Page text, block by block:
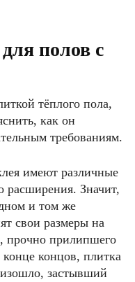
полов с
тёплого пола,
как он
требованиям.
имеют различные
расширения. Значит,
и том же
свои размеры на
прочно прилипшего
конце концов, плитка
застывший